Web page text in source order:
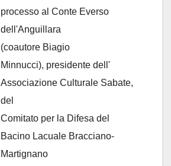
processo al Conte Everso
dell'Anguillara
(coautore Biagio
Minnucci), presidente dell'
Associazione Culturale Sabate,
del
Comitato per la Difesa del
Bacino Lacuale Bracciano-
Martignano